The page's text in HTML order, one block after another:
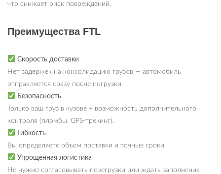
что снижает риск повреждений.
Преимущества FTL
Скорость доставки
Нет задержек на консолидацию грузов — автомобиль
отправляется сразу после погрузки.
Безопасность
Только ваш груз в кузове + возможность дополнительного
контроля (пломбы, GPS-трекинг).
Гибкость
Вы определяете объем поставки и точные сроки.
Упрощенная логистика
Не нужно согласовывать перегрузки или ждать заполнения